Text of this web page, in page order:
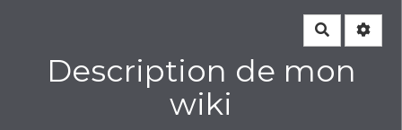
Rechercher
Description de mon
wiki